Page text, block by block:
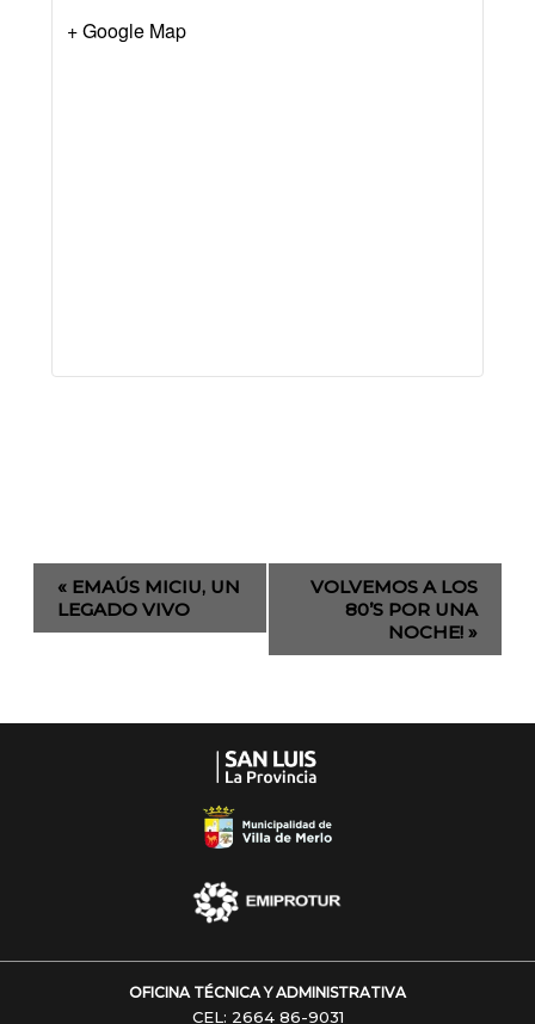
+ Google Map
Evento
Navegación
« EMAÚS MICIU, UN
LEGADO VIVO
VOLVEMOS A LOS
80’S POR UNA
NOCHE! »
OFICINA TÉCNICA Y ADMINISTRATIVA
CEL: 2664 86-9031